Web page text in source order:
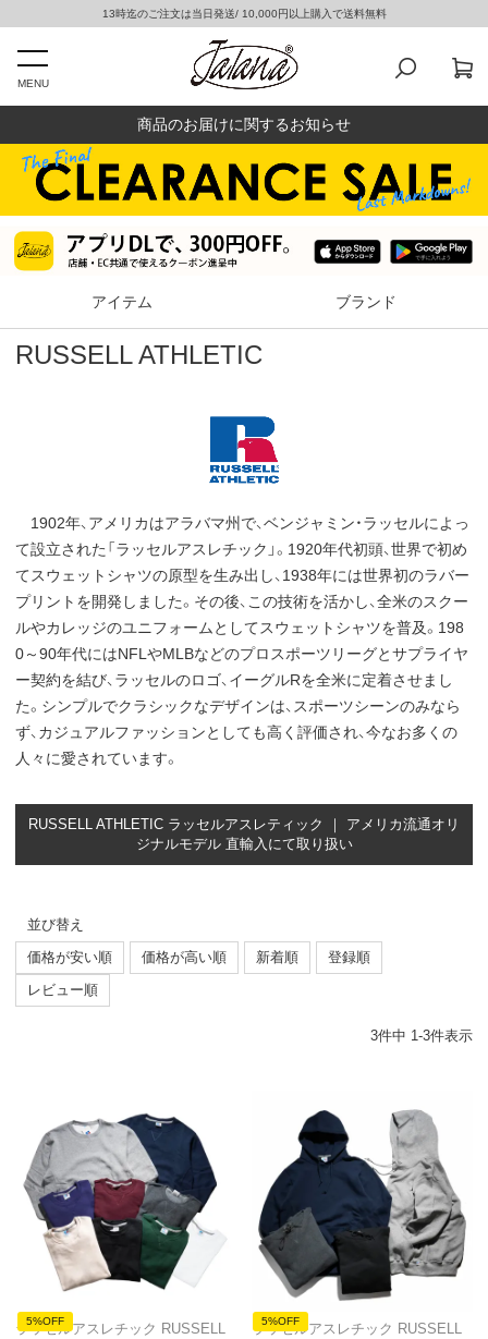
13時迄のご注文は当日発送/ 10,000円以上購入で送料無料
MENU
商品のお届けに関するお知らせ
アイテム ブランド
RUSSELL ATHLETIC
1902年、アメリカはアラバマ州で、ベンジャミン・ラッセルによっ
て設立された「ラッセルアスレチック」。1920年代初頭、世界で初め
てスウェットシャツの原型を生み出し、1938年には世界初のラバー
プリントを開発しました。その後、この技術を活かし、全米のスクー
ルやカレッジのユニフォームとしてスウェットシャツを普及。198
0～90年代にはNFLやMLBなどのプロスポーツリーグとサプライヤ
ー契約を結び、ラッセルのロゴ、イーグルRを全米に定着させまし
た。シンプルでクラシックなデザインは、スポーツシーンのみなら
ず、カジュアルファッションとしても高く評価され、今なお多くの
人々に愛されています。
RUSSELL ATHLETIC ラッセルアスレティック ｜ アメリカ流通オリ
ジナルモデル 直輸入にて取り扱い
並び替え
価格が安い順
価格が高い順 新着順
登録順
レビュー順
3件中 1-3件表示
5%OFF
ラッセルアスレチック RUSSELL
5%OFF
ラッセルアスレチック RUSSELL